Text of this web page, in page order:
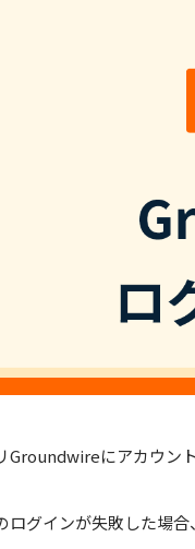
Groundwireにアカウン
ログインが失敗した場